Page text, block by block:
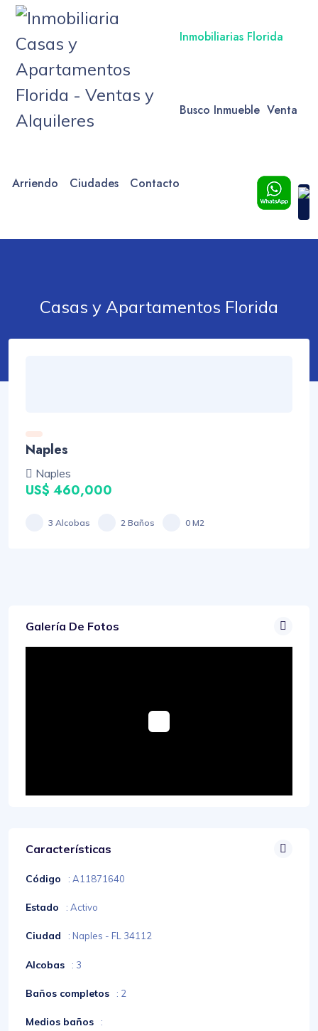
Inmobiliarias Florida
Busco Inmueble Venta
Arriendo Ciudades Contacto
Casas y Apartamentos Florida
Naples
Naples
US$ 460,000
3 Alcobas 2 Baños 0 M2
Galería De Fotos
Características
Código : A11871640
Estado : Activo
Ciudad : Naples - FL 34112
Alcobas : 3
Baños completos : 2
Medios baños :